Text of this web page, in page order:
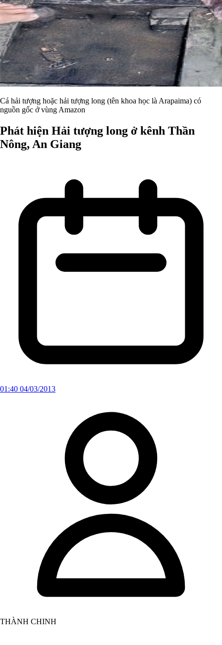
Cá hải tượng hoặc hải tượng long (tên khoa học là Arapaima) có
nguồn gốc ở vùng Amazon
Phát hiện Hải tượng long ở kênh Thần
Nông, An Giang
01:40 04/03/2013
THÀNH CHINH